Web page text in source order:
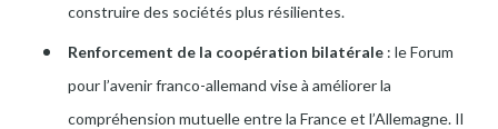
construire des sociétés plus résilientes.
Renforcement de la coopération bilatérale : le Forum
pour l’avenir franco-allemand vise à améliorer la
compréhension mutuelle entre la France et l’Allemagne. Il